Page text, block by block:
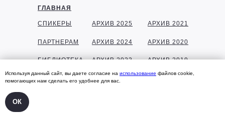
Используя данный сайт, вы даете согласие на использование файлов cookie,
помогающих нам сделать его удобнее для вас.
ОК
ГЛАВНАЯ
СПИКЕРЫ
ПАРТНЕРАМ
БИБЛИОТЕКА
ГАЛЕРЕЯ
АРХИВ 2025
АРХИВ 2024
АРХИВ 2023
АРХИВ 2022
АРХИВ 2021
АРХИВ 2020
АРХИВ 2019
АРХИВ 2018